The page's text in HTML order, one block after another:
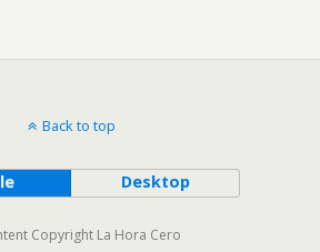
Back to top
Desktop
Copyright La Hora Cero